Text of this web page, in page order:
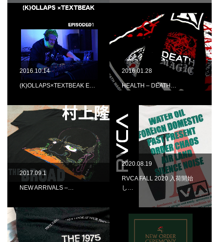
2016.10.14
(K)OLLAPS×TEXTBEAK E…
2016.01.28
HEALTH – DEATH…
2017.09.1
NEW ARRIVALS –…
2020.08.19
RVCA FALL 2020 入荷開始
し…